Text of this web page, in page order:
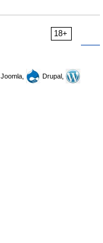
18+
Joomla,
Drupal,